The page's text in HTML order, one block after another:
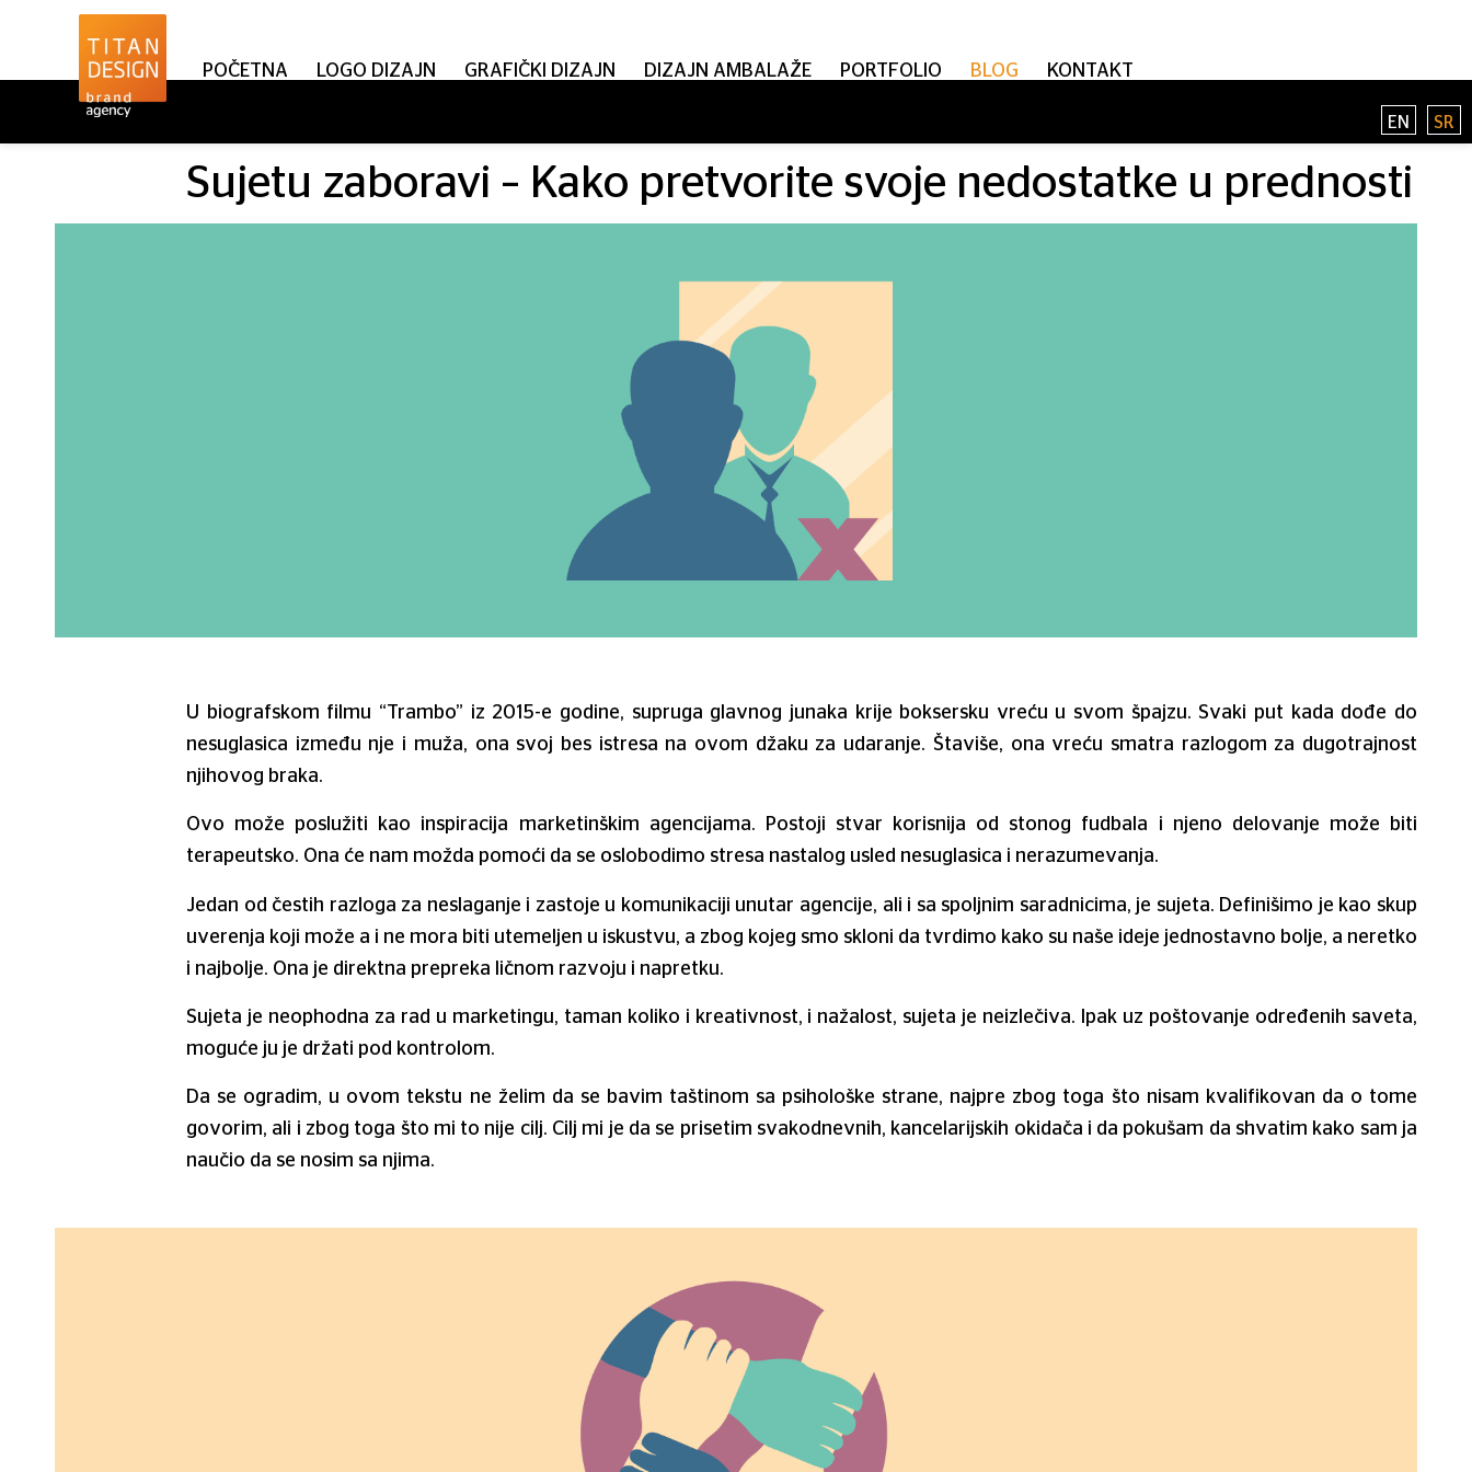
EN SR
POČETNA LOGO DIZAJN GRAFIČKI DIZAJN DIZAJN AMBALAŽE PORTFOLIO BLOG KONTAKT
Sujetu zaboravi – Kako pretvorite svoje nedostatke u prednosti
U biografskom filmu “Trambo” iz 2015-e godine, supruga glavnog junaka krije boksersku vreću u svom špajzu. Svaki put kada dođe do
nesuglasica između nje i muža, ona svoj bes istresa na ovom džaku za udaranje. Štaviše, ona vreću smatra razlogom za dugotrajnost
njihovog braka.
Ovo može poslužiti kao inspiracija marketinškim agencijama. Postoji stvar korisnija od stonog fudbala i njeno delovanje može biti
terapeutsko. Ona će nam možda pomoći da se oslobodimo stresa nastalog usled nesuglasica i nerazumevanja.
Jedan od čestih razloga za neslaganje i zastoje u komunikaciji unutar agencije, ali i sa spoljnim saradnicima, je sujeta. Definišimo je kao skup
uverenja koji može a i ne mora biti utemeljen u iskustvu, a zbog kojeg smo skloni da tvrdimo kako su naše ideje jednostavno bolje, a neretko
i najbolje. Ona je direktna prepreka ličnom razvoju i napretku.
Sujeta je neophodna za rad u marketingu, taman koliko i kreativnost, i nažalost, sujeta je neizlečiva. Ipak uz poštovanje određenih saveta,
moguće ju je držati pod kontrolom.
Da se ogradim, u ovom tekstu ne želim da se bavim taštinom sa psihološke strane, najpre zbog toga što nisam kvalifikovan da o tome
govorim, ali i zbog toga što mi to nije cilj. Cilj mi je da se prisetim svakodnevnih, kancelarijskih okidača i da pokušam da shvatim kako sam ja
naučio da se nosim sa njima.